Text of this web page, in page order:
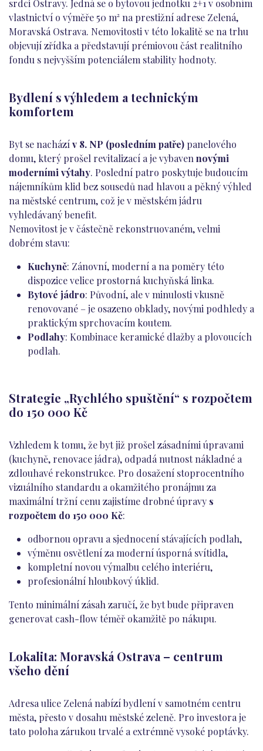
srdci Ostravy. Jedná se o bytovou jednotku 2+1 v osobním
vlastnictví o výměře 50 m² na prestižní adrese Zelená,
Moravská Ostrava. Nemovitosti v této lokalitě se na trhu
objevují zřídka a představují prémiovou část realitního
fondu s nejvyšším potenciálem stability hodnoty.
Bydlení s výhledem a technickým
komfortem
Byt se nacházív 8. NP (posledním patře) panelového
domu, který prošel revitalizací a je vybavennovými
moderními výtahy. Poslední patro poskytuje budoucím
nájemníkům klid bez sousedů nad hlavou a pěkný výhled
na městské centrum, což je v městském jádru
vyhledávaný benefit.
Nemovitost je v částečně rekonstruovaném, velmi
dobrém stavu:
Kuchyně: Zánovní, moderní a na poměry této
dispozice velice prostorná kuchyňská linka.
Bytové jádro: Původní, ale v minulosti vkusně
renovované – je osazeno obklady, novými podhledy a
praktickým sprchovacím koutem.
Podlahy: Kombinace keramické dlažby a plovoucích
podlah.
Strategie „Rychlého spuštění“ s rozpočtem
do 150 000 Kč
Vzhledem k tomu, že byt již prošel zásadními úpravami
(kuchyně, renovace jádra), odpadá nutnost nákladné a
zdlouhavé rekonstrukce. Pro dosažení stoprocentního
vizuálního standardu a okamžitého pronájmu za
maximální tržní cenu zajistíme drobné úpravy s
rozpočtem do 150 000 Kč:
odbornou opravu a sjednocení stávajících podlah,
výměnu osvětlení za moderní úsporná svítidla,
kompletní novou výmalbu celého interiéru,
profesionální hloubkový úklid.
Tento minimální zásah zaručí, že byt bude připraven
generovat cash-flow téměř okamžitě po nákupu.
Lokalita: Moravská Ostrava – centrum
všeho dění
Adresa ulice Zelená nabízí bydlení v samotném centru
města, přesto v dosahu městské zeleně. Pro investora je
tato poloha zárukou trvalé a extrémně vysoké poptávky.